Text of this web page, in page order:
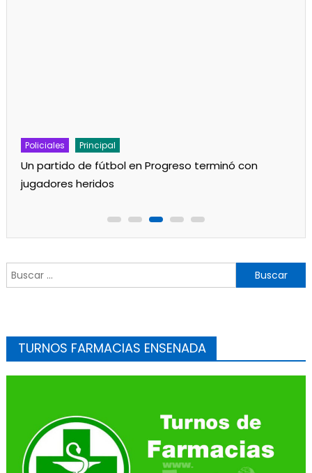
Policiales Principal
Un partido de fútbol en Progreso terminó con
jugadores heridos
Buscar:
TURNOS FARMACIAS ENSENADA